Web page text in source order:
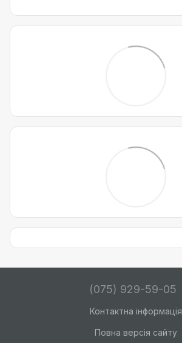
(075) 929-59-05
Контактна інформація
Повна версія сайту